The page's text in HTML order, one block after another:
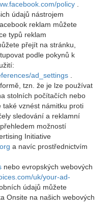
policy
údajů nástrojem
reklam můžete
typů reklam
přejít na stránku,
podle pokynů k
ad_settings
tzn. že je lze používat
stolních počítačích nebo
vznést námitku proti
sledování a reklamní
možností
Initiative
a navíc prostřednictvím
nebo evropských webových
uk/your-ad-
údajů můžete
Onsite na našich webových